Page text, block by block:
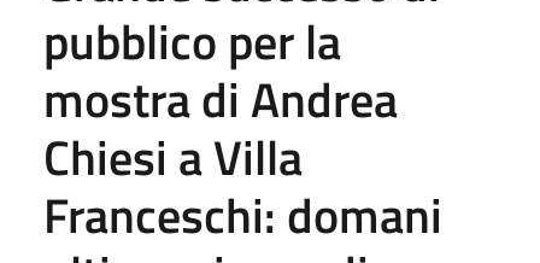
pubblico per la
mostra di Andrea
Chiesi a Villa
Franceschi: domani